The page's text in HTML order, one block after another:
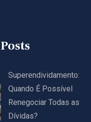
Superendividamento:
Quando É Possível
Renegociar Todas as
Dívidas?